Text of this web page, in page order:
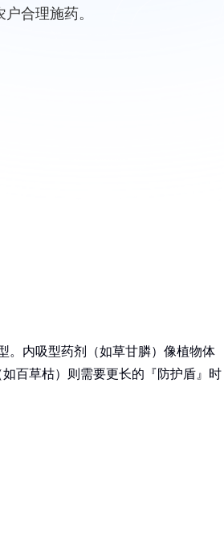
合理施药。
内吸型药剂（如草甘膦）像植物体
百草枯）则需要更长的『防护盾』时